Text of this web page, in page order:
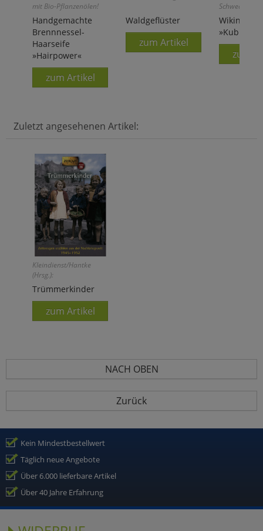
mit Bio-Pflanzenölen!
Handgemachte
Brennnessel-
Haarseife
»Hairpower«
zum Artikel
Waldgeflüster
zum Artikel
Schweden!
»Kubbs«
zum
Zuletzt angesehenen Artikel:
Kleindienst/Hantke
(Hrsg.):
Trümmerkinder
zum Artikel
NACH OBEN
Zurück
Kein Mindestbestellwert
Täglich neue Angebote
Über 6.000 lieferbare Artikel
Über 40 Jahre Erfahrung